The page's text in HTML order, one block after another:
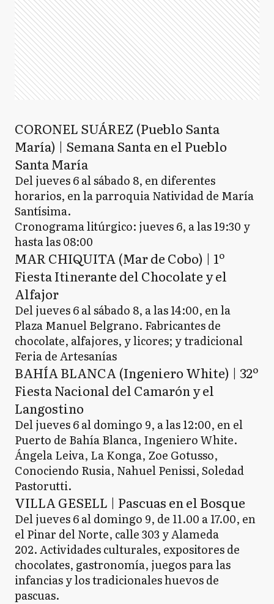
CORONEL SUÁREZ (Pueblo Santa
María) | Semana Santa en el Pueblo
Santa María
Del jueves 6 al sábado 8, en diferentes
horarios, en la parroquia Natividad de María
Santísima.
Cronograma litúrgico: jueves 6, a las 19:30 y
hasta las 08:00
MAR CHIQUITA (Mar de Cobo) | 1º
Fiesta Itinerante del Chocolate y el
Alfajor
Del jueves 6 al sábado 8, a las 14:00, en la
Plaza Manuel Belgrano. Fabricantes de
chocolate, alfajores, y licores; y tradicional
Feria de Artesanías
BAHÍA BLANCA (Ingeniero White) | 32º
Fiesta Nacional del Camarón y el
Langostino
Del jueves 6 al domingo 9, a las 12:00, en el
Puerto de Bahía Blanca, Ingeniero White.
Ángela Leiva, La Konga, Zoe Gotusso,
Conociendo Rusia, Nahuel Penissi, Soledad
Pastorutti.
VILLA GESELL | Pascuas en el Bosque
Del jueves 6 al domingo 9, de 11.00 a 17.00, en
el Pinar del Norte, calle 303 y Alameda
202. Actividades culturales, expositores de
chocolates, gastronomía, juegos para las
infancias y los tradicionales huevos de
pascuas.